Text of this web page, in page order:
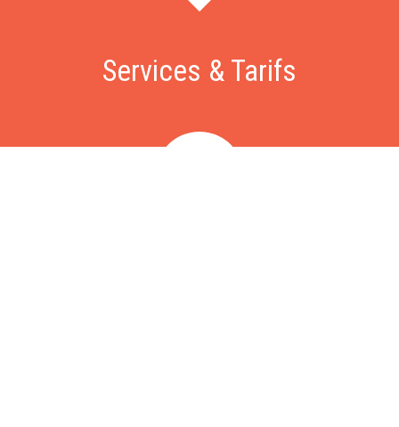
Services & Tarifs